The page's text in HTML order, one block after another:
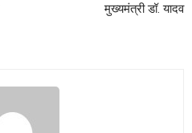
मुख्यमंत्री डॉ. यादव